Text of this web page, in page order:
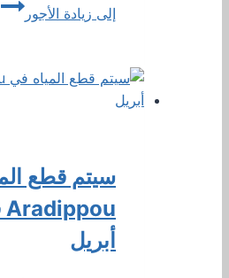
إلى زيادة الأجور
سيتم قطع
أبريل